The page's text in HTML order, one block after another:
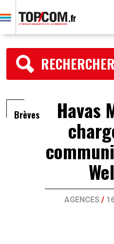
RECHERCHER
Brèves Havas
AGENCES /